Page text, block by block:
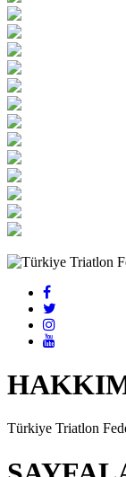
Türkiye Triatlon